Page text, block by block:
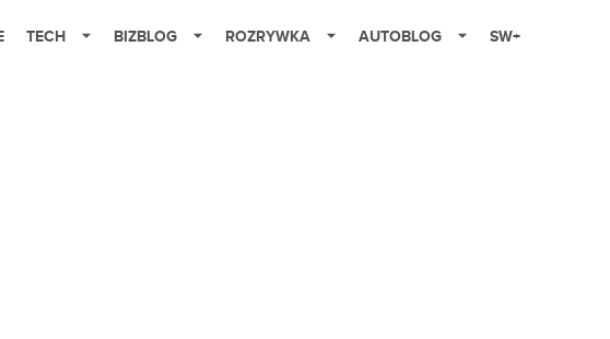
TECH BIZBLOG ROZRYWKA AUTOBLOG SW+